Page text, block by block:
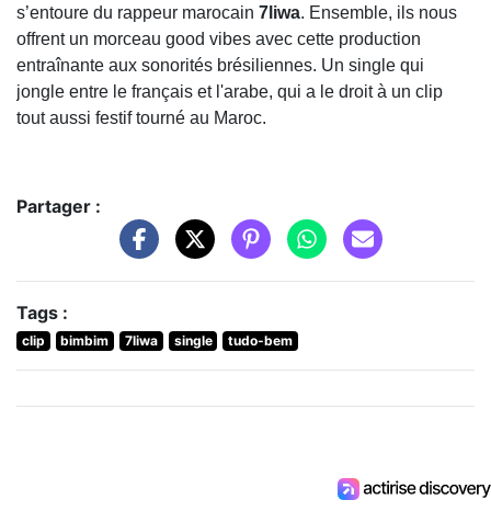
s’entoure du rappeur marocain 7liwa. Ensemble, ils nous
offrent un morceau good vibes avec cette production
entraînante aux sonorités brésiliennes. Un single qui
jongle entre le français et l'arabe, qui a le droit à un clip
tout aussi festif tourné au Maroc.
Partager :
Tags :
clip bimbim 7liwa single tudo-bem